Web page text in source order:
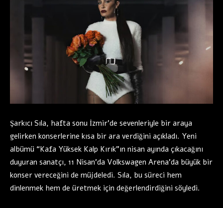
Şarkıcı Sıla, hafta sonu İzmir’de sevenleriyle bir araya
gelirken konserlerine kısa bir ara verdiğini açıkladı. Yeni
albümü “Kafa Yüksek Kalp Kırık”ın nisan ayında çıkacağını
duyuran sanatçı, 11 Nisan’da Volkswagen Arena’da büyük bir
konser vereceğini de müjdeledi. Sıla, bu süreci hem
dinlenmek hem de üretmek için değerlendirdiğini söyledi.